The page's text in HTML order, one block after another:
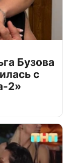
Бузова
с
2»